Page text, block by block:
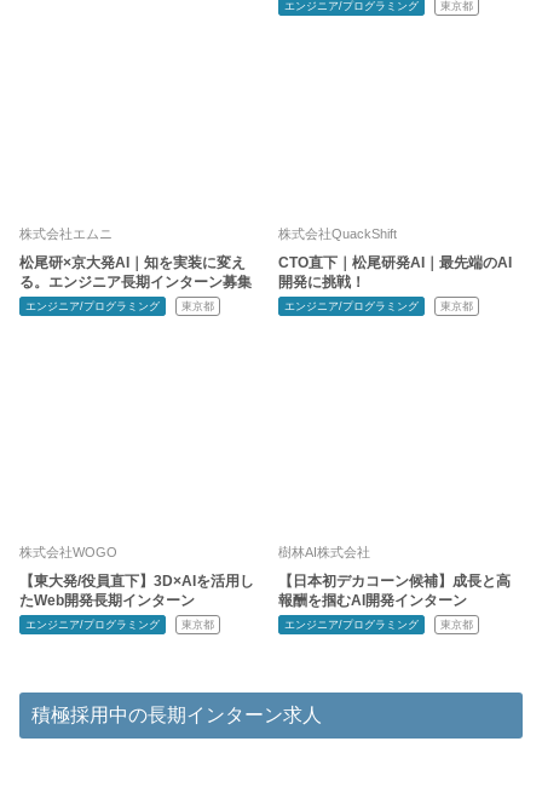
エンジニア/プログラミング 東京都
株式会社エムニ
松尾研×京大発AI｜知を実装に変え
る。エンジニア長期インターン募集
エンジニア/プログラミング 東京都
株式会社QuackShift
CTO直下｜松尾研発AI｜最先端のAI
開発に挑戦！
エンジニア/プログラミング 東京都
株式会社WOGO
【東大発/役員直下】3D×AIを活用し
たWeb開発長期インターン
エンジニア/プログラミング 東京都
樹林AI株式会社
【日本初デカコーン候補】成長と高
報酬を掴むAI開発インターン
エンジニア/プログラミング 東京都
積極採用中の長期インターン求人